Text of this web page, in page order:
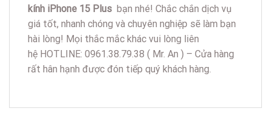
kính iPhone 15 Plus bạn nhé! Chắc chắn dịch vụ
giá tốt, nhanh chóng và chuyên nghiệp sẽ làm bạn
hài lòng! Mọi thắc mắc khác vui lòng liên
hệ HOTLINE: 0961.38.79.38 ( Mr. An ) – Cửa hàng
rất hân hạnh được đón tiếp quý khách hàng.